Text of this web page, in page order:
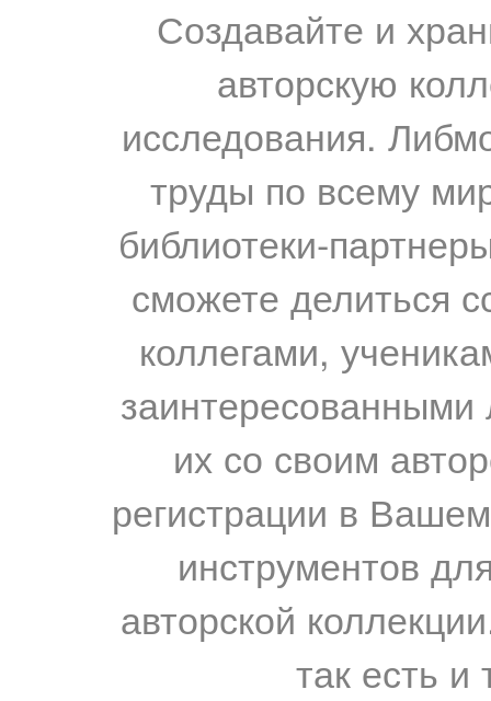
Создавайте и
авторскую
исследования.
труды по всему
библиотеки-
сможете делиться
коллегами,
их со своим
регистрации в
инструментов
авторской
так есть и